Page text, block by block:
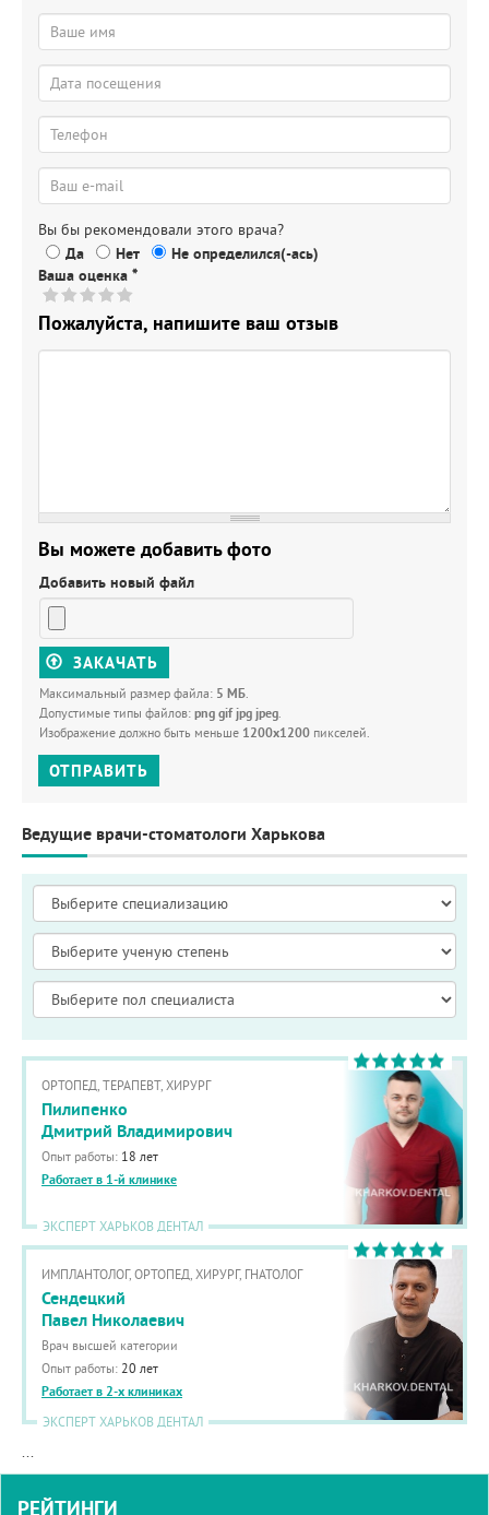
Вы бы рекомендовали этого врача?
Да
Нет
Не определился(-ась)
Ваша оценка *
Пожалуйста, напишите ваш отзыв
Вы можете добавить фото
Добавить новый файл
ЗАКАЧАТЬ
Максимальный размер файла: 5 МБ.
Допустимые типы файлов: png gif jpg jpeg.
Изображение должно быть меньше 1200x1200 пикселей.
ОТПРАВИТЬ
Ведущие врачи-стоматологи Харькова
ОРТОПЕД, ТЕРАПЕВТ, ХИРУРГ
Пилипенко
Дмитрий Владимирович
Опыт работы: 18 лет
Работает в 1-й клинике
ЭКСПЕРТ ХАРЬКОВ ДЕНТАЛ
ИМПЛАНТОЛОГ, ОРТОПЕД, ХИРУРГ, ГНАТОЛОГ
Сендецкий
Павел Николаевич
Врач высшей категории
Опыт работы: 20 лет
Работает в 2-х клиниках
ЭКСПЕРТ ХАРЬКОВ ДЕНТАЛ
...
РЕЙТИНГИ